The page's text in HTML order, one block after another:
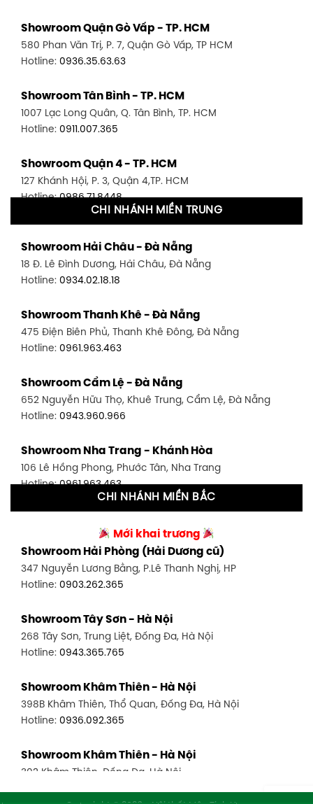
Showroom Quận Gò Vấp - TP. HCM
580 Phan Văn Trị, P. 7, Quận Gò Vấp, TP HCM
Hotline: 0936.35.63.63
Showroom Tân Bình - TP. HCM
1007 Lạc Long Quân, Q. Tân Bình, TP. HCM
Hotline: 0911.007.365
Showroom Quận 4 - TP. HCM
127 Khánh Hội, P. 3, Quận 4,TP. HCM
Hotline:0986.71.8448
1411 Đường 3/2, P. 16, Quận 11, TP. HCM
Hotline:0906.256.759
1448 Huỳnh Tấn Phát, Phú Thuận, Quận 7, TP HCM
Hotline:0946.480.580
348 Đ. Bạch Đằng, P. 14, Bình Thạnh, TP HCM
Hotline:0902.716.230
591 Hoàng Văn Thụ, P. 4, Tân Bình, TP HCM
Hotline:0906.256.759
Showroom Tân Bình 2 - TP. HCM
0986.71.8448
Showroom Thuận An - Bình Dương
66 đường DT743, An Phú, Thuận An, Bình Dương
Showroom Biên Hòa - Đồng Nai
452 Nguyễn Ái Quốc, Tân Tiến, TP. Biên Hòa, Đồng Nai
CHI NHÁNH MIỀN TRUNG
Showroom Hải Châu - Đà Nẵng
18 Đ. Lê Đình Dương, Hải Châu, Đà Nẵng
Hotline: 0934.02.18.18
Showroom Thanh Khê - Đà Nẵng
475 Điện Biên Phủ, Thanh Khê Đông, Đà Nẵng
Hotline: 0961.963.463
Showroom Cẩm Lệ - Đà Nẵng
652 Nguyễn Hữu Thọ, Khuê Trung, Cẩm Lệ, Đà Nẵng
Hotline: 0943.960.966
Showroom Nha Trang - Khánh Hòa
106 Lê Hồng Phong, Phước Tân, Nha Trang
Hotline:0961.963.463
27-29 Nguyễn Sỹ Sách, Hưng Bình, TP Vinh, Nghệ An
Hotline:0943.960.966
Showroom Buôn Ma Thuột
Hotline:0934.02.18.18
CHI NHÁNH MIỀN BẮC
Mới khai trương
Showroom Hải Phòng (Hải Dương cũ)
347 Nguyễn Lương Bằng, P.Lê Thanh Nghị, HP
Hotline: 0903.262.365
Showroom Tây Sơn - Hà Nội
268 Tây Sơn, Trung Liệt, Đống Đa, Hà Nội
Hotline: 0943.365.765
Showroom Khâm Thiên - Hà Nội
398B Khâm Thiên, Thổ Quan, Đống Đa, Hà Nội
Hotline: 0936.092.365
Showroom Khâm Thiên - Hà Nội
302 Khâm Thiên, Đống Đa, Hà Nội